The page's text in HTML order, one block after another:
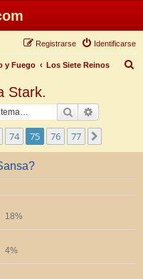
Identificarse
Registrarse
y Fuego Los Siete Reinos
Stark.
Buscar
74 75 76 77
18%
4%